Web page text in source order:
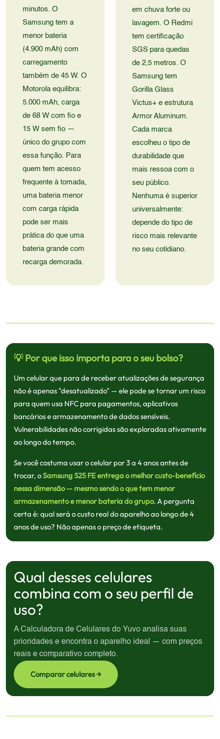
minutos. O
Samsung tem a
menor bateria
(4.900 mAh) com
carregamento
também de 45 W. O
Motorola equilibra:
5.000 mAh, carga
de 68 W com fio e
15 W sem fio —
único do grupo com
essa função. Para
quem tem acesso
frequente à tomada,
uma bateria menor
com carga rápida
pode ser mais
prática do que uma
bateria grande com
recarga demorada.
em chuva forte ou
lavagem. O Redmi
tem certificação
SGS para quedas
de 2,5 metros. O
Samsung tem
Gorilla Glass
Victus+ e estrutura
Armor Aluminum.
Cada marca
escolheu o tipo de
durabilidade que
mais ressoa com o
seu público.
Nenhuma é superior
universalmente:
depende do tipo de
risco mais relevante
no seu cotidiano.
💡 Por que isso importa para o seu bolso?
Um celular que para de receber atualizações de segurança
não é apenas "desatualizado" — ele pode se tornar um risco
para quem usa NFC para pagamentos, aplicativos
bancários e armazenamento de dados sensíveis.
Vulnerabilidades não corrigidas são exploradas ativamente
ao longo do tempo.
Se você costuma usar o celular por 3 a 4 anos antes de
trocar, oSamsung S25 FE entrega o melhor custo-benefício
nessa dimensão — mesmo sendo o que tem menor
armazenamento e menor bateria do grupo. A pergunta
certa é: qual será o custo real do aparelho ao longo de 4
anos de uso? Não apenas o preço de etiqueta.
Qual desses celulares
combina com o seu perfil de
uso?
A Calculadora de Celulares do Yuvo analisa suas
prioridades e encontra o aparelho ideal — com preços
reais e comparativo completo.
Comparar celulares →